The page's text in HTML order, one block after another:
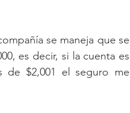
se maneja que se
es decir, si la cuenta es
de $2,001 el seguro me